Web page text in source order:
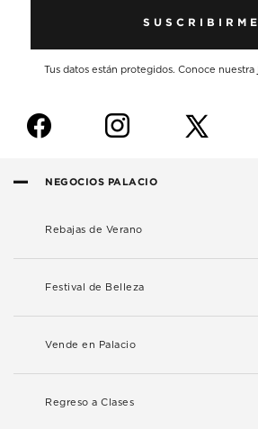
SUSCRIBIRME
Tus datos están protegidos. Conoce nuestra
f i
NEGOCIOS PALACIO
Rebajas de Verano
Festival de Belleza
Vende en Palacio
Regreso a Clases